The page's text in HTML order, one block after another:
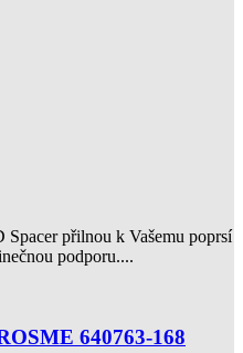
Spacer přilnou k Vašemu poprsí
podporu....
640763-168